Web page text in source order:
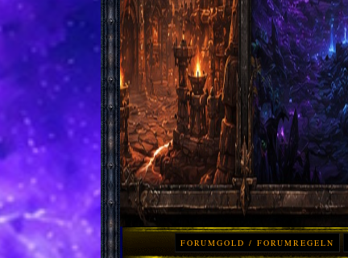
FORUMGOLD / FORUMREGELN